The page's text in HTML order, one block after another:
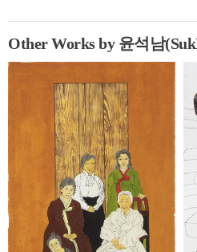
Other Works by 윤석남